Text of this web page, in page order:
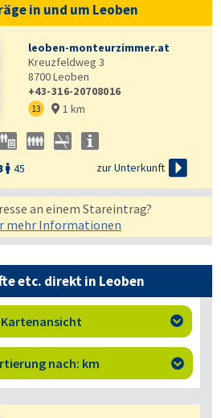
in und um Leoben
leoben-monteurzimmer.at
Kreuzfeldweg 3
8700Leoben
+43-316-20708016
13  1 km
 45 zur Unterkunft 
an einem Stareintrag?
mehrInformationen
etc. direkt in Leoben
Kartenansicht 
nach: km 